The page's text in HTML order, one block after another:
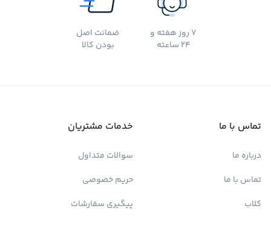
7 روز هفته و
24 ساعته
ضمانت اصل
بودن کالا
تماس با ما
درباره ما
تماس با ما
کلاب
خدمات مشتریان
سوالات متداول
حریم خصوصی
پیگیری سفارشات